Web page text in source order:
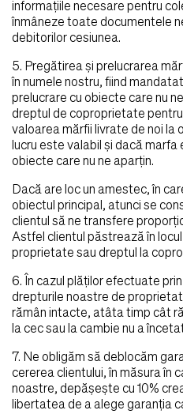
informaţiile necesare pentru
înmâneze toate documentele
debitorilor cesiunea.
5. Pregătirea şi prelucrarea
în numele nostru, fiind
prelucrare cu obiecte care nu
dreptul de coproprietate
valoarea mărfii livrate de noi la
lucru este valabil şi dacă
obiecte care nu ne aparţin.
Dacă are loc un amestec, în
obiectul principal, atunci se
clientul să ne transfere
Astfel clientul păstrează în
proprietate sau dreptul la
6. În cazul plăţilor efectuate
drepturile noastre de
rămân intacte, atâta timp cât
la cec sau la cambie nu a
7. Ne obligăm să deblocăm
cererea clientului, în măsura în
noastre, depăşeşte cu 10%
libertatea de a alege garanţia